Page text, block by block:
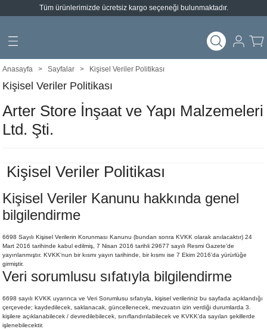
Tüm ürünlerimizde ücretsiz kargo seçeneği bulunmaktadır.
Geri Dön
Geri Dön
Anasayfa Sayfalar Kişisel Veriler Politikası
Kişisel Veriler Politikası
Arter Store İnşaat ve Yapı Malzemeleri
Ltd. Şti.
Kişisel Veriler Politikası
Kişisel Veriler Kanunu hakkında genel
bilgilendirme
6698 Sayılı Kişisel Verilerin Korunması Kanunu (bundan sonra KVKK olarak anılacaktır) 24
Mart 2016 tarihinde kabul edilmiş, 7 Nisan 2016 tarihli 29677 sayılı Resmi Gazete’de
yayınlanmıştır. KVKK’nun bir kısmı yayın tarihinde, bir kısmı ise 7 Ekim 2016’da yürürlüğe
girmiştir.
Veri sorumlusu sıfatıyla bilgilendirme
6698 sayılı KVKK uyarınca ve Veri Sorumlusu sıfatıyla, kişisel verileriniz bu sayfada açıklandığı
çerçevede; kaydedilecek, saklanacak, güncellenecek, mevzuatın izin verdiği durumlarda 3.
kişilere açıklanabilecek / devredilebilecek, sınıflandırılabilecek ve KVKK’da sayılan şekillerde
işlenebilecektir.